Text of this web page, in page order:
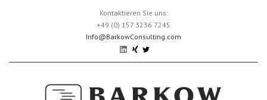
Kontaktieren Sie uns:
+49 (0) 157 3236 7245
Info@BarkowConsulting.com